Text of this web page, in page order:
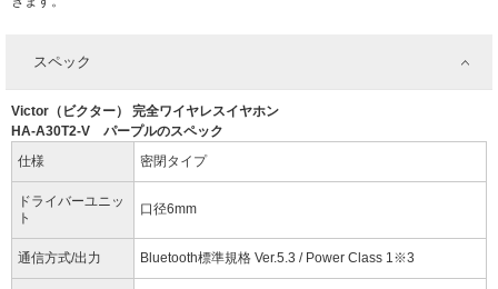
スペック
Victor（ビクター） 完全ワイヤレスイヤホン
HA-A30T2-V パープルのスペック
仕様
密閉タイプ
ドライバーユニッ
ト
口径6mm
通信方式/出力 Bluetooth標準規格 Ver.5.3 / Power Class 1※3